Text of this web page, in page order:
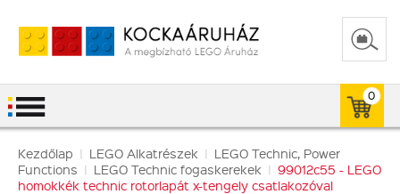
0
Kezdőlap | LEGO Alkatrészek | LEGO Technic, Power
Functions | LEGO Technic fogaskerekek | 99012c55 - LEGO
homokkék technic rotorlapát x-tengely csatlakozóval